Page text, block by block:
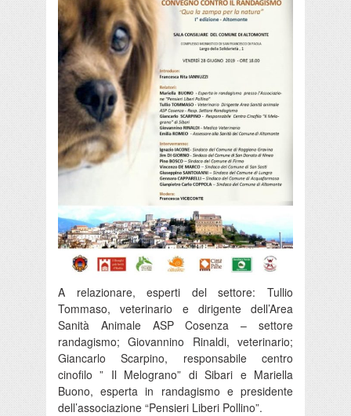
A relazionare, esperti del settore: Tullio
Tommaso, veterinario e dirigente dell’Area
Sanità Animale ASP Cosenza – settore
randagismo; Giovannino Rinaldi, veterinario;
Giancarlo Scarpino, responsabile centro
cinofilo ” Il Melograno” di Sibari e Mariella
Buono, esperta in randagismo e presidente
dell’associazione “Pensieri Liberi Pollino”.